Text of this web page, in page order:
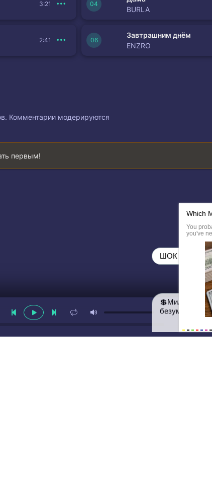
3:21
BURLA
2:41
Завтрашним днём
ENZRO
Комментарии модерируются
первым!